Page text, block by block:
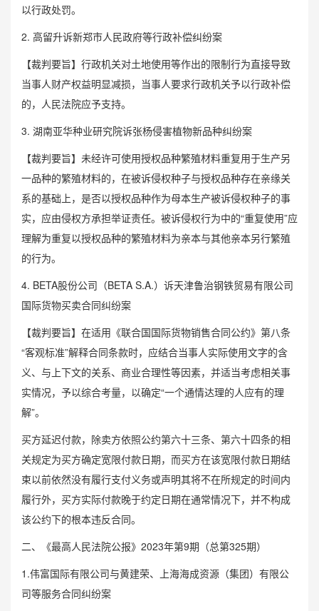
以行政处罚。
2. 高留升诉新郑市人民政府等行政补偿纠纷案
【裁判要旨】行政机关对土地使用等作出的限制行为直接导致
当事人财产权益明显减损，当事人要求行政机关予以行政补偿
的，人民法院应予支持。
3. 湖南亚华种业研究院诉张杨侵害植物新品种纠纷案
【裁判要旨】未经许可使用授权品种繁殖材料重复用于生产另
一品种的繁殖材料的，在被诉侵权种子与授权品种存在亲缘关
系的基础上，是否以授权品种作为母本生产被诉侵权种子的事
实，应由侵权方承担举证责任。被诉侵权行为中的“重复使用”应
理解为重复以授权品种的繁殖材料为亲本与其他亲本另行繁殖
的行为。
4. BETA股份公司（BETA S.A.）诉天津鲁治钢铁贸易有限公司
国际货物买卖合同纠纷案
【裁判要旨】在适用《联合国国际货物销售合同公约》第八条
“客观标准”解释合同条款时，应结合当事人实际使用文字的含
义、与上下文的关系、商业合理性等因素，并适当考虑相关事
实情况，予以综合考量，以确定“一个通情达理的人应有的理
解”。
买方延迟付款，除卖方依照公约第六十三条、第六十四条的相
关规定为买方确定宽限付款日期，而买方在该宽限付款日期结
束以前依然没有履行支付义务或声明其将不在所规定的时间内
履行外，买方实际付款晚于约定日期在通常情况下，并不构成
该公约下的根本违反合同。
二、《最高人民法院公报》2023年第9期（总第325期）
1.伟富国际有限公司与黄建荣、上海海成资源（集团）有限公
司等服务合同纠纷案